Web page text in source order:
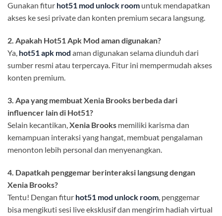
Gunakan fitur hot51 mod unlock room untuk mendapatkan
akses ke sesi private dan konten premium secara langsung.
2. Apakah Hot51 Apk Mod aman digunakan?
Ya, hot51 apk mod aman digunakan selama diunduh dari
sumber resmi atau terpercaya. Fitur ini mempermudah akses
konten premium.
3. Apa yang membuat Xenia Brooks berbeda dari
influencer lain di Hot51?
Selain kecantikan,Xenia Brooks memiliki karisma dan
kemampuan interaksi yang hangat, membuat pengalaman
menonton lebih personal dan menyenangkan.
4. Dapatkah penggemar berinteraksi langsung dengan
Xenia Brooks?
Tentu! Dengan fitur hot51 mod unlock room , penggemar
bisa mengikuti sesi live eksklusif dan mengirim hadiah virtual